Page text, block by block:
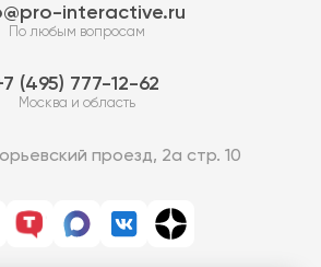
interactive.ru
По любым вопросам
7 (495) 777-12-62
Москва и область
проезд, 2а стр. 10